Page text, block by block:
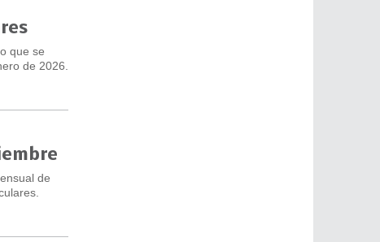
que se
de 2026.
de